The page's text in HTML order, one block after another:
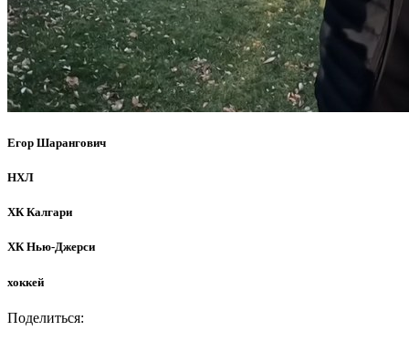
Егор Шарангович
НХЛ
ХК Калгари
ХК Нью-Джерси
хоккей
Поделиться: